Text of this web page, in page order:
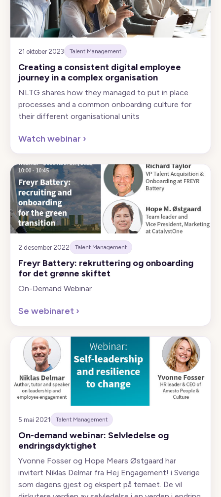
21 oktober 2023 Talent Management
Creating a consistent digital employee
journey in a complex organisation
NLTG shares how they managed to put in place
processes and a common onboarding culture for
their different organisational units
Watch webinar ›
2 desember 2022 Talent Management
Freyr Battery: rekruttering og onboarding
for det grønne skiftet
On-Demand Webinar
Se webinaret ›
5 mai 2021 Talent Management
On-demand webinar: Selvledelse og
endringsdyktighet
Yvonne Fosser og Hope Mears Østgaard har
invitert Niklas Delmar fra Hej Engagement! i Sverige
som dagens gjest og ekspert på temaet. De vil